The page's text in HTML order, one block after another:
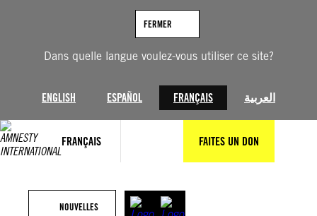
Dans quelle langue voulez-vous utiliser ce site?
ENGLISH ESPAÑOL FRANÇAIS العربية
FERMER
FRANÇAIS FAITES UN DON
NOUVELLES